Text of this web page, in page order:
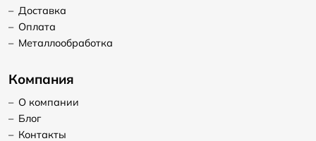
– Доставка
– Оплата
– Металлообработка
Компания
– О компании
– Блог
– Контакты